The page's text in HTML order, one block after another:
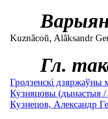
Kuznâcoŭ, Alâksandr
Гл.
Гродзенскі дзяржаўны
Кузняцовы (дынастыя
Кузнецов, Александр